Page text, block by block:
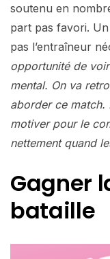
soutenu en
part pas favori.
pas l’entraîneur
opportunité de
mental. On va
aborder ce match.
motiver pour le
nettement quand
Gagner
bataille